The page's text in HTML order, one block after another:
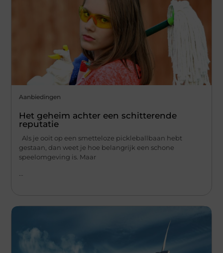
Aanbiedingen
Het geheim achter een schitterende
reputatie
Als je ooit op een smetteloze pickleballbaan hebt
gestaan, dan weet je hoe belangrijk een schone
speelomgeving is. Maar